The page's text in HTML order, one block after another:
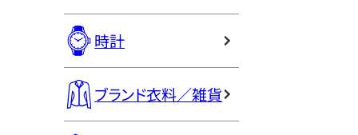
時計
ブランド衣料／雑貨